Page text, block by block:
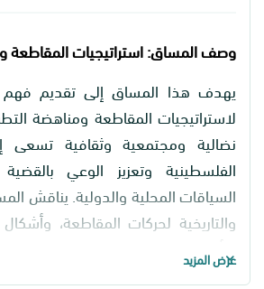
وصف المساق: استراتيجيات المقاطعة
يهدف هذا المساق إلى تقديم فهم
لاستراتيجيات المقاطعة ومناهضة
نضالية ومجتمعية وثقافية
الفلسطينية وتعزيز الوعي
السياقات المحلية والدولية. يناقش
والتاريخية لحركات المقاطعة،
وتأثيرها على الهوية الوطنية والوعي
على دور الفعل المجتمعي والتنظيم
عرض المزيد